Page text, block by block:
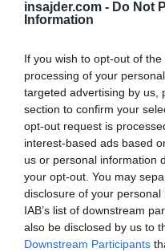
insajder.com - Do Not
Information
If you wish to opt-out of
processing of your
targeted advertising by us,
section to confirm your
opt-out request is
interest-based ads based
us or personal information
your opt-out. You may
disclosure of your
IAB’s list of downstream
also be disclosed by us to
Downstream Participants
reševanje.
Močan dež je zajel
Maribora, kjer so
gasilci črpali vodo iz
poslovnih prostorov.
V Bevčah pri
prišlo do požara
objekta. Posredovali
strehe, požar